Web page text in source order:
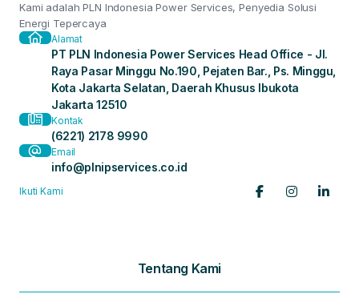
Kami adalah PLN Indonesia Power Services, Penyedia Solusi
Energi Tepercaya
Alamat
PT PLN Indonesia Power Services Head Office - Jl.
Raya Pasar Minggu No.190, Pejaten Bar., Ps. Minggu,
Kota Jakarta Selatan, Daerah Khusus Ibukota
Jakarta 12510
Kontak
(6221) 2178 9990
Email
info@plnipservices.co.id
Ikuti Kami
Tentang Kami